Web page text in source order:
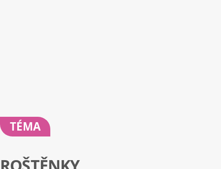
TÉMA